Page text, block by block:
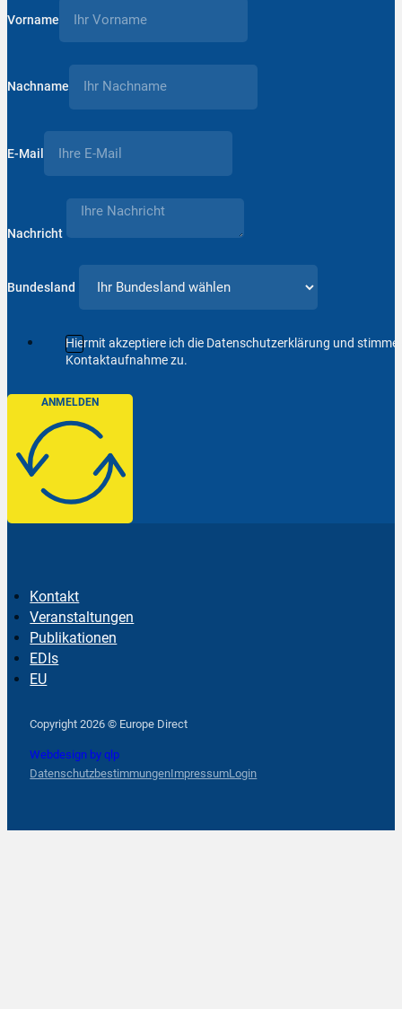
Vorname
Nachname
E-Mail
Nachricht
Bundesland
Hiermit akzeptiere ich die Datenschutzerklärung und
Kontaktaufnahme zu.
ANMELDEN
Kontakt
Veranstaltungen
Publikationen
EDIs
EU
Copyright 2026 © Europe Direct
Webdesign by qlp
DatenschutzbestimmungenImpressumLogin